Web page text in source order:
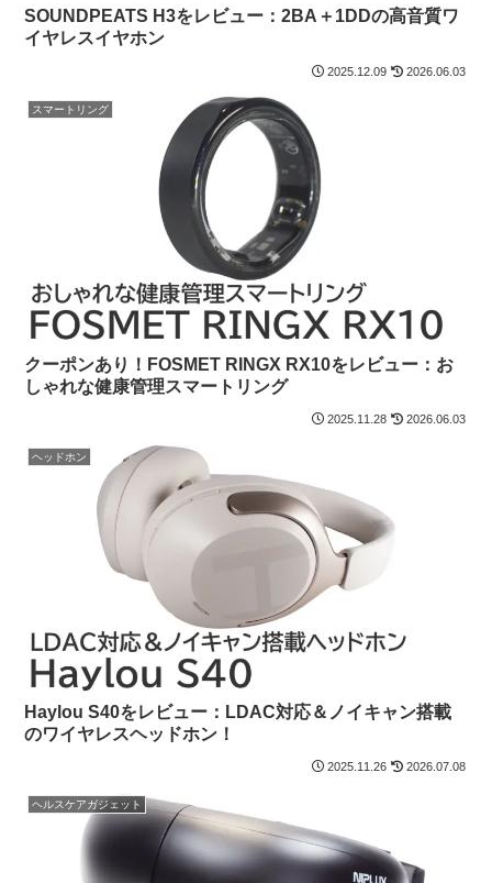
SOUNDPEATS H3をレビュー：2BA＋1DDの高音質ワ
イヤレスイヤホン
2025.12.09 2026.06.03
スマートリング
クーポンあり！FOSMET RINGX RX10をレビュー：お
しゃれな健康管理スマートリング
2025.11.28 2026.06.03
ヘッドホン
Haylou S40をレビュー：LDAC対応＆ノイキャン搭載
のワイヤレスヘッドホン！
2025.11.26 2026.07.08
ヘルスケアガジェット